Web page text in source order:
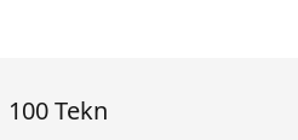
100 Tekn